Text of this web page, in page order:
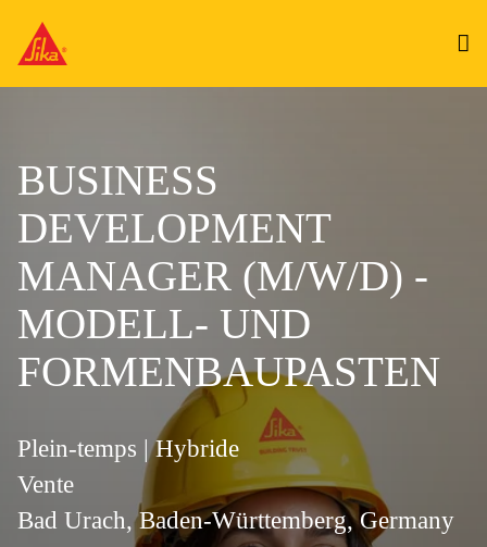
BUSINESS
DEVELOPMENT
MANAGER (M/W/D) -
MODELL- UND
FORMENBAUPASTEN
Plein-temps | Hybride
Vente
Bad Urach, Baden-Württemberg, Germany